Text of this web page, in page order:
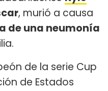
, murió a causa
de una neumonía
de la serie Cup
de Estados